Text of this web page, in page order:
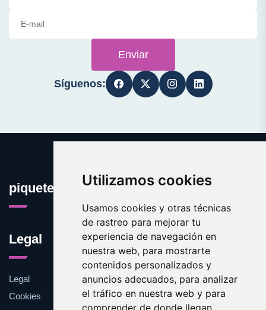
Utilizamos cookies
Usamos cookies y otras técnicas
de rastreo para mejorar tu
experiencia de navegación en
nuestra web, para mostrarte
contenidos personalizados y
anuncios adecuados, para analizar
el tráfico en nuestra web y para
comprender de donde llegan
Enviar
Síguenos:
piquete.es
Legal
Legal
Cookies